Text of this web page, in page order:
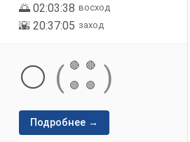
🌅 02:03:38 восход
🌇 20:37:05 заход
⚪ ( 🔴
🔴
🟢
🟢 )
Подробнее →